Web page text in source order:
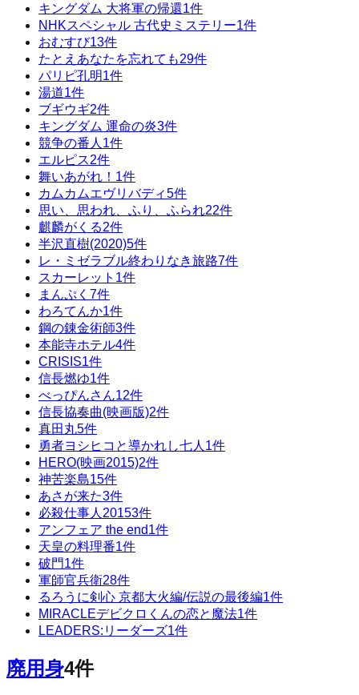
キングダム 大将軍の帰還1件
NHKスペシャル 古代史ミステリー1件
おむすび13件
たとえあなたを忘れても29件
パリピ孔明1件
湯道1件
ブギウギ2件
キングダム 運命の炎3件
競争の番人 1件
エルピス2件
舞いあがれ！ 1件
カムカムエヴリバディ5件
思い、思われ、ふり、ふられ22件
麒麟がくる2件
半沢直樹(2020)5件
レ・ミゼラブル終わりなき旅路7件
スカーレット 1件
まんぷく 7件
わろてんか1件
鋼の錬金術師3件
本能寺ホテル4件
CRISIS1件
信長燃ゆ1件
べっぴんさん12件
信長協奏曲(映画版)2件
真田丸5件
勇者ヨシヒコと導かれし七人 1件
HERO(映画2015)2件
神苦楽島15件
あさが来た3件
必殺仕事人20153件
アンフェア the end1件
天皇の料理番1件
破門1件
軍師官兵衛28件
るろうに剣心 京都大火編/伝説の最後編1件
MIRACLEデビクロくんの恋と魔法1件
LEADERS:リーダーズ1件
廃用身4件